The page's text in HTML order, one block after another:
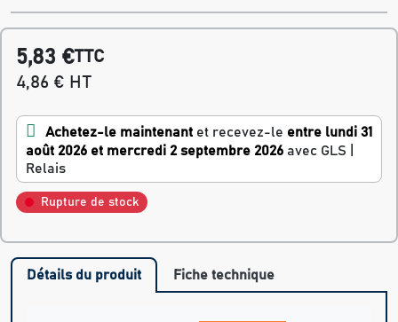
5,83 €TTC
4,86 € HT
Achetez-le maintenant et recevez-le entre lundi 31
août 2026 et mercredi 2 septembre 2026 avec GLS |
Relais
Rupture de stock
Détails du produit Fiche technique